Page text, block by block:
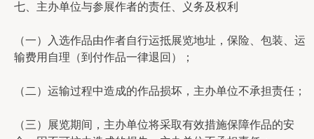
七、主办单位与参展作者的责任、义务及权利
（一）入选作品由作者自行运抵展览地址，保险、包装、运
输费用自理（到付作品一律退回）；
（二）运输过程中造成的作品损坏，主办单位不承担责任；
（三）展览期间，主办单位将采取有效措施保障作品的安